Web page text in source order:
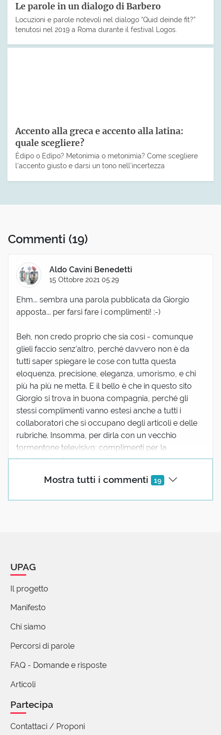
Le parole in un dialogo di Barbero
Locuzioni e parole notevoli nel dialogo “Quid deinde fit?”
tenutosi nel 2019 a Roma durante il festival Logos.
Accento alla greca e accento alla latina:
quale scegliere?
Èdipo o Edìpo? Metonìmia o metonimìa? Come scegliere
l’accento giusto e darsi un tono nell’incertezza
Commenti (19)
Mostra tutti i commenti 19
Aldo Cavini Benedetti
15 Ottobre 2021 05:29
Ehm... sembra una parola pubblicata da Giorgio
apposta... per farsi fare i complimenti! :-)
Beh, non credo proprio che sia così - comunque
glieli faccio senz'altro, perché davvero non è da
tutti saper spiegare le cose con tutta questa
eloquenza, precisione, eleganza, umorismo, e chi
più ha più ne metta. E il bello è che in questo sito
Giorgio si trova in buona compagnia, perché gli
stessi complimenti vanno estesi anche a tutti i
collaboratori che si occupano degli articoli e delle
rubriche. Insomma, per dirla con un vecchio
tormentone televisivo: complimenti per la
trasmissione!
Ulizio Domenica
Grazie davvero alla "compagnia" davvero tutta
15 Ottobre 2021 12:14
Grazie Aldo, e grazie a tutte le persone che si
sempre un po' arrossire: vedo ancora tanta
strada da fare! Ma grazie di cuore.
UPAG
Il progetto
Manifesto
Chi siamo
Percorsi di parole
FAQ - Domande e risposte
Articoli
Partecipa
Contattaci / Proponi